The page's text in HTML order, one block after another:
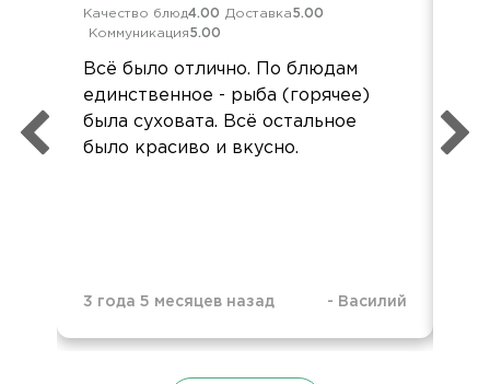
Качество блюд4.00 Доставка5.00
Коммуникация5.00
Всё было отлично. По блюдам
единственное - рыба (горячее)
была суховата. Всё остальное
было красиво и вкусно.
3 года 5 месяцев назад - Василий